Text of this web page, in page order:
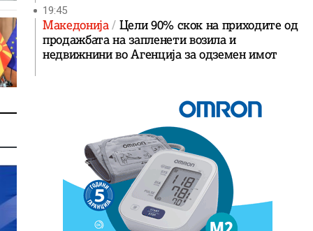
19:45
Македонија Цели 90% скок на приходите од
продажбата на запленети возила и
недвижнини во Агенција за одземен имот